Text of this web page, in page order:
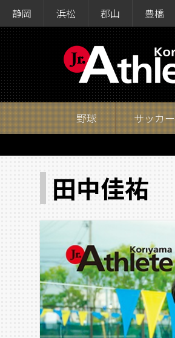
静岡 浜松 郡山 豊橋
野球 サッカー
田中佳祐